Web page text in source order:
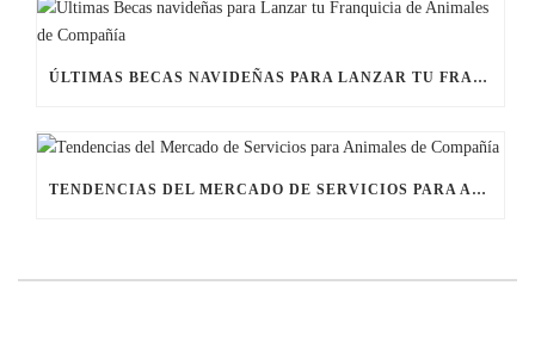
ÚLTIMAS BECAS NAVIDEÑAS PARA LANZAR TU FRANQUICIA DE ANIMALES DE COMPAÑÍA
TENDENCIAS DEL MERCADO DE SERVICIOS PARA ANIMALES DE COMPAÑÍA